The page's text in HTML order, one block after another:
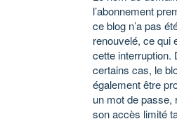
l’abonnement
ce blog n’a pas
renouvelé, ce qui
cette interruption.
certains cas, le
également être
un mot de passe,
son accès limité